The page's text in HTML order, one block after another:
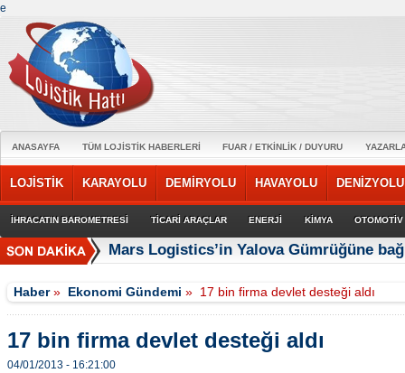
e
ANASAYFA TÜM LOJİSTİK HABERLERİ FUAR / ETKİNLİK / DUYURU
LOJİSTİK KARAYOLU DEMİRYOLU HAVAYOLU DENİZYOLU
İHRACATIN BAROMETRESİ TİCARİ ARAÇLAR ENERJİ KİMYA OTOMOTİV
Mars Logistics’in Yalova Gümrüğüne
Haber» Ekonomi Gündemi » 17 bin firma devlet desteği aldı
17 bin firma devlet desteği aldı
04/01/2013 - 16:21:00